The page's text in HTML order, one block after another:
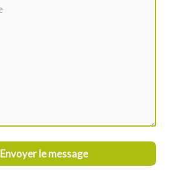
Envoyer le message